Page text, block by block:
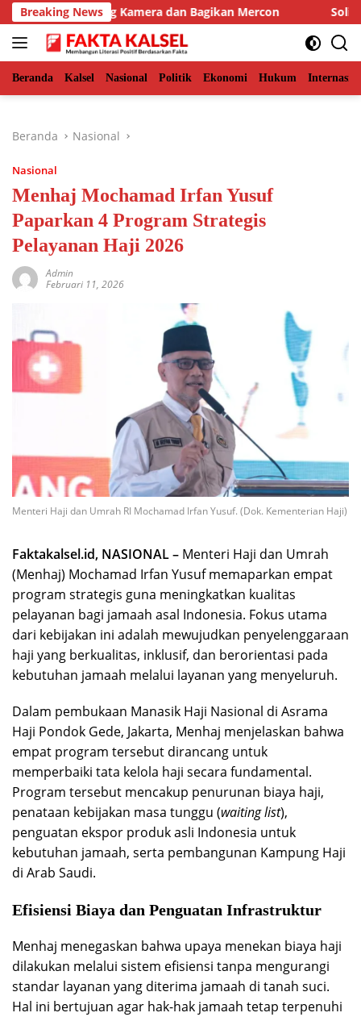
Langsung
ke
konten
Breaking News
Pasang Kamera dan Bagikan Mercon Solid Bersama
Beranda Kalsel Nasional Politik Ekonomi Hukum
Beranda Nasional
Nasional
Menhaj Mochamad Irfan Yusuf
Paparkan 4 Program Strategis
Pelayanan Haji 2026
Admin
Februari 11, 2026
Menteri Haji dan Umrah RI Mochamad Irfan Yusuf. (Dok. Kementerian Haji)
Faktakalsel.id, NASIONAL – Menteri Haji dan Umrah
(Menhaj) Mochamad Irfan Yusuf memaparkan empat
program strategis guna meningkatkan kualitas
pelayanan bagi jamaah asal Indonesia. Fokus utama
dari kebijakan ini adalah mewujudkan penyelenggaraan
haji yang berkualitas, inklusif, dan berorientasi pada
kebutuhan jamaah melalui layanan yang menyeluruh.
Dalam pembukaan Manasik Haji Nasional di Asrama
Haji Pondok Gede, Jakarta, Menhaj menjelaskan bahwa
empat program tersebut dirancang untuk
memperbaiki tata kelola haji secara fundamental.
Program tersebut mencakup penurunan biaya haji,
penataan kebijakan masa tunggu (waiting list),
penguatan ekspor produk asli Indonesia untuk
kebutuhan jamaah, serta pembangunan Kampung Haji
di Arab Saudi.
Efisiensi Biaya dan Penguatan Infrastruktur
Menhaj menegaskan bahwa upaya menekan biaya haji
dilakukan melalui sistem efisiensi tanpa mengurangi
standar layanan yang diterima jamaah di tanah suci.
Hal ini bertujuan agar hak-hak jamaah tetap terpenuhi